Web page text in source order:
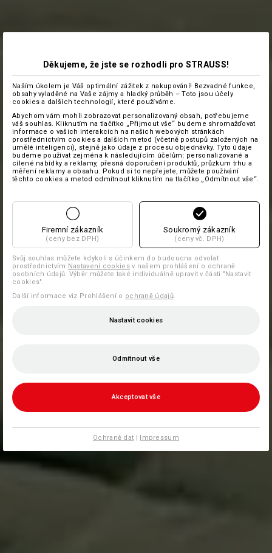
Děkujeme, že jste se rozhodli pro STRAUSS!
Naším úkolem je Váš optimální zážitek z nakupování! Bezvadné funkce,
obsahy vyladěné na Vaše zájmy a hladký průběh – Toto jsou účely
cookies a dalších technologií, které používáme.
Abychom vám mohli zobrazovat personalizovaný obsah, potřebujeme
váš souhlas. Kliknutím na tlačítko „Přijmout vše“ budeme shromažďovat
informace o vašich interakcích na našich webových stránkách
prostřednictvím cookies a dalších metod (včetně postupů založených na
umělé inteligenci), stejně jako údaje z procesu objednávky. Tyto údaje
budeme používat zejména k následujícím účelům: personalizované a
cílené nabídky a reklamy, přesná doporučení produktů, průzkum trhu a
měření reklamy a obsahu. Pokud si to nepřejete, můžete používání
těchto cookies a metod odmítnout kliknutím na tlačítko „Odmítnout vše“.
Firemní zákazník
(ceny bez DPH)
Soukromý zákazník
(ceny vč. DPH)
Svůj souhlas můžete kdykoli s účinkem do budoucna odvolat
prostřednictvím Nastavení cookiesv našem prohlášení o ochraně
osobních údajů. Výběr můžete také individuálně upravit v části "Nastavit
cookies".
Další informace viz Prohlášení o ochraně údajů.
Nastavit cookies
Odmítnout vše
Akceptovat vše
Ochraně dat | Impressum